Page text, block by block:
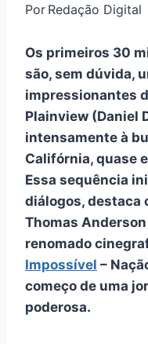
Por Redação Digital
Os primeiros 30
são, sem dúvida,
impressionantes
Plainview (Daniel
intensamente à
Califórnia, quase
Essa sequência
diálogos, destaca
Thomas
renomado
Impossível –
começo de uma
poderosa.